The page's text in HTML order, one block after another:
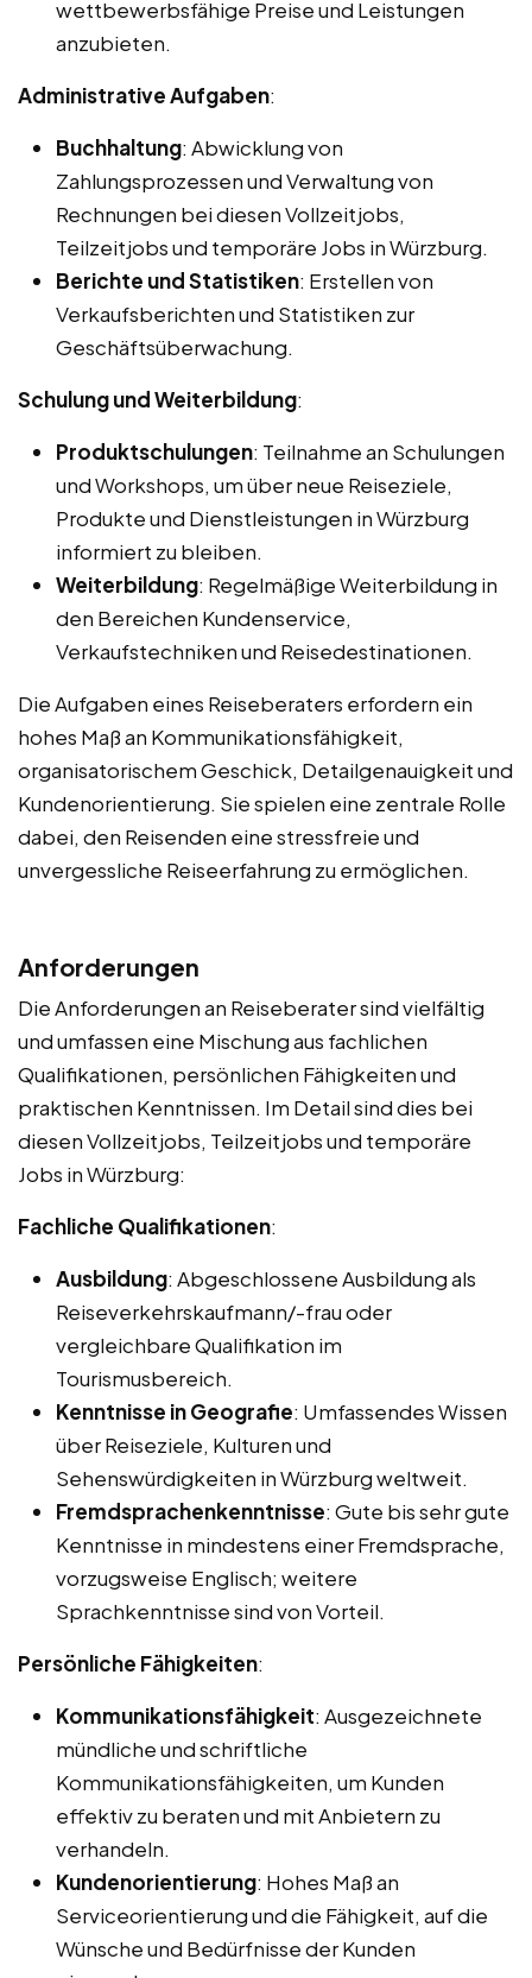
wettbewerbsfähige Preise und Leistungen
anzubieten.
Administrative Aufgaben:
Buchhaltung: Abwicklung von
Zahlungsprozessen und Verwaltung von
Rechnungen bei diesen Vollzeitjobs,
Teilzeitjobs und temporäre Jobs in Würzburg.
Berichte und Statistiken: Erstellen von
Verkaufsberichten und Statistiken zur
Geschäftsüberwachung.
Schulung und Weiterbildung:
Produktschulungen: Teilnahme an Schulungen
und Workshops, um über neue Reiseziele,
Produkte und Dienstleistungen in Würzburg
informiert zu bleiben.
Weiterbildung: Regelmäßige Weiterbildung in
den Bereichen Kundenservice,
Verkaufstechniken und Reisedestinationen.
Die Aufgaben eines Reiseberaters erfordern ein
hohes Maß an Kommunikationsfähigkeit,
organisatorischem Geschick, Detailgenauigkeit und
Kundenorientierung. Sie spielen eine zentrale Rolle
dabei, den Reisenden eine stressfreie und
unvergessliche Reiseerfahrung zu ermöglichen.
Anforderungen
Die Anforderungen an Reiseberater sind vielfältig
und umfassen eine Mischung aus fachlichen
Qualifikationen, persönlichen Fähigkeiten und
praktischen Kenntnissen. Im Detail sind dies bei
diesen Vollzeitjobs, Teilzeitjobs und temporäre
Jobs in Würzburg:
Fachliche Qualifikationen:
Ausbildung: Abgeschlossene Ausbildung als
Reiseverkehrskaufmann/-frau oder
vergleichbare Qualifikation im
Tourismusbereich.
Kenntnisse in Geografie: Umfassendes Wissen
über Reiseziele, Kulturen und
Sehenswürdigkeiten in Würzburg weltweit.
Fremdsprachenkenntnisse: Gute bis sehr gute
Kenntnisse in mindestens einer Fremdsprache,
vorzugsweise Englisch; weitere
Sprachkenntnisse sind von Vorteil.
Persönliche Fähigkeiten:
Kommunikationsfähigkeit: Ausgezeichnete
mündliche und schriftliche
Kommunikationsfähigkeiten, um Kunden
effektiv zu beraten und mit Anbietern zu
verhandeln.
Kundenorientierung: Hohes Maß an
Serviceorientierung und die Fähigkeit, auf die
Wünsche und Bedürfnisse der Kunden